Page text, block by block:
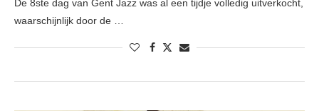
De 8ste dag van Gent Jazz was al een tijdje volledig uitverkocht,
waarschijnlijk door de …